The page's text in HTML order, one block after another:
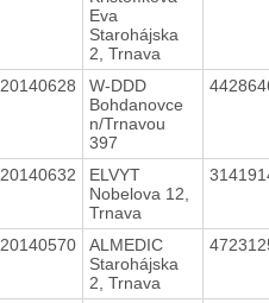
Eva
Starohájska
2, Trnava
20140628
W-DDD
Bohdanovce
n/Trnavou
397
20140632
ELVYT
Nobelova 12,
Trnava
20140570
ALMEDIC
Starohájska
2, Trnava